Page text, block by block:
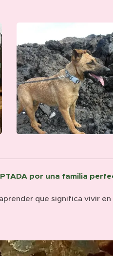
por una familia
que significa vivir